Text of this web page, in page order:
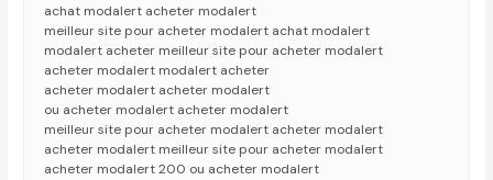
achat modalert acheter modalert
meilleur site pour acheter modalert achat modalert
modalert acheter meilleur site pour acheter modalert
acheter modalert modalert acheter
acheter modalert acheter modalert
ou acheter modalert acheter modalert
meilleur site pour acheter modalert acheter modalert
acheter modalert meilleur site pour acheter modalert
acheter modalert 200 ou acheter modalert